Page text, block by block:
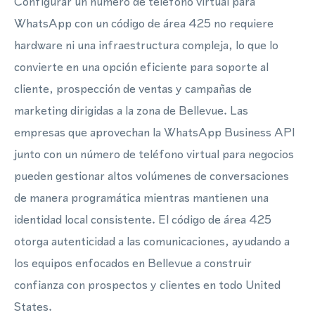
WhatsApp con un código de área 425 no requiere
hardware ni una infraestructura compleja, lo que lo
convierte en una opción eficiente para soporte al
cliente, prospección de ventas y campañas de
marketing dirigidas a la zona de Bellevue. Las
empresas que aprovechan la WhatsApp Business API
junto con un número de teléfono virtual para negocios
pueden gestionar altos volúmenes de conversaciones
de manera programática mientras mantienen una
identidad local consistente. El código de área 425
otorga autenticidad a las comunicaciones, ayudando a
los equipos enfocados en Bellevue a construir
confianza con prospectos y clientes en todo United
States.